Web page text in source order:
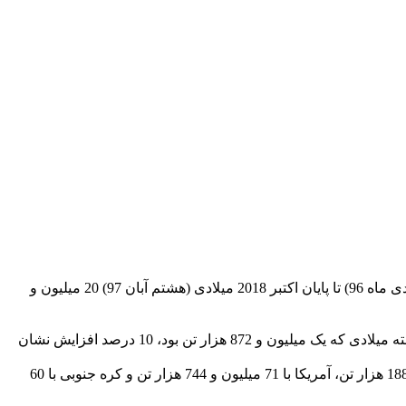
به گزارش روز دوشنبه پایگاه اطلاع رسانی وزارت صنعت، معدن و تجارت، برپایه گزارش انجمن جهانی فولاد، ایران از ابتدای ماه ژانویه (11 دی ماه 96) تا پایان اکتبر 2018 میلادی (هشتم آبان 97) 20 میلیون و
میزان تولید فولاد خام ایران در ماه اکتبر 2018 (9 مهرماه تا هشتم آبان ماه 97)، بیش از 2 میلیون و 70 هزار تن بود که در مقایسه با سال گذشته میلادی که یک میلیون و 872 هزار تن بود، 10 درصد افزایش نشان
بر اساس آمار انجمن جهانی فولاد، در این مدت، چین با تولید 782 میلیون و 458 هزار تن، هند با 88 میلیون و 433 هزار تن، ژاپن با 87 میلیون و 188 هزار تن، آمریکا با 71 میلیون و 744 هزار تن و کره جنوبی با 60